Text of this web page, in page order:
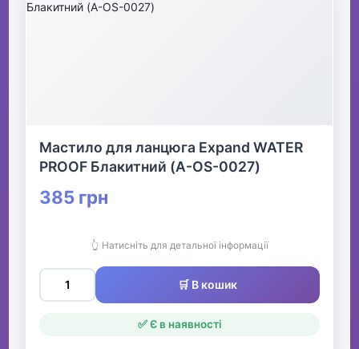
Мастило для ланцюга Expand WATER
PROOF Блакитний (A-OS-0027)
385 грн
👆 Натисніть для детальної інформації
🛒 В кошик
✅ Є в наявності